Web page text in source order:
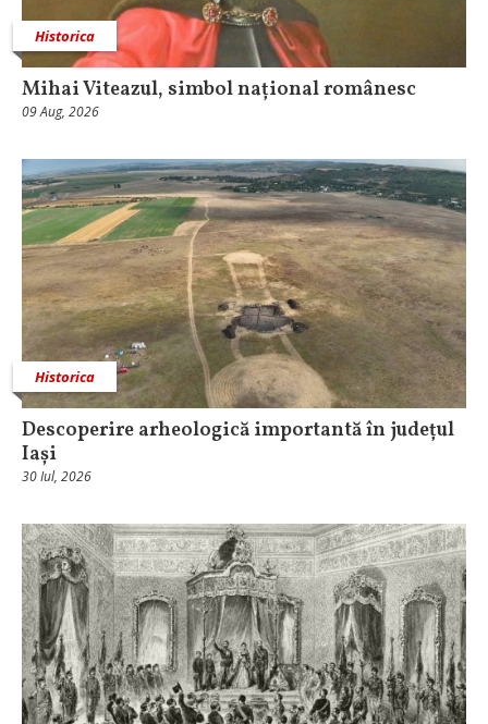
Historica
Mihai Viteazul, simbol național românesc
09 Aug, 2026
Historica
Descoperire arheologică importantă în județul
Iași
30 Iul, 2026